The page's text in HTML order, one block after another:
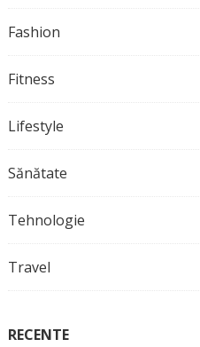
Fashion
Fitness
Lifestyle
Sănătate
Tehnologie
Travel
RECENTE